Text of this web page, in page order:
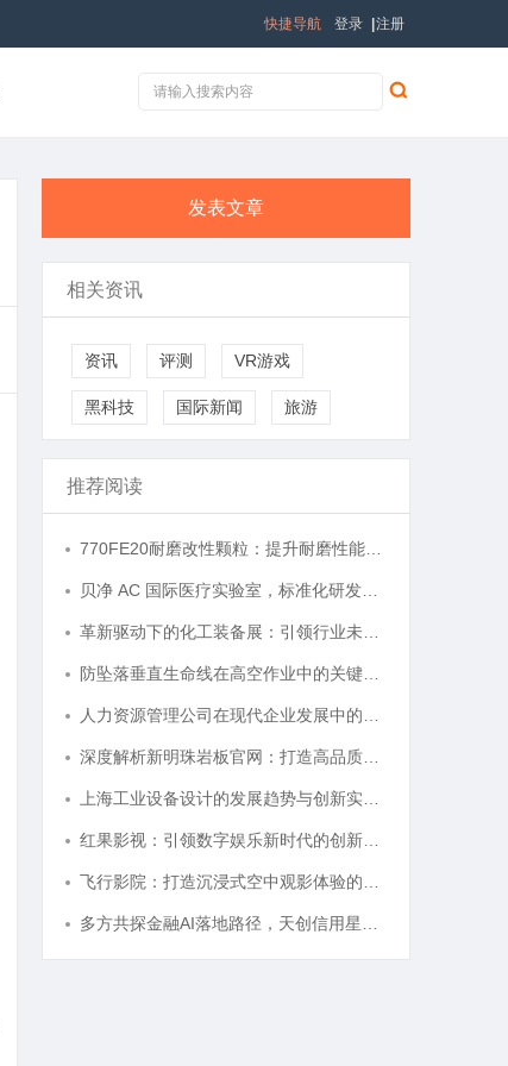
登录 注册
快捷导航
发表文章
相关资讯
资讯 评测 VR游戏
黑科技 国际新闻 旅游
推荐阅读